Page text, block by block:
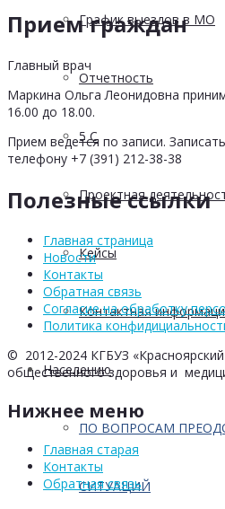
График выездов в МО
Отчетность
5 С
Проектная
Кейсы
Контактная
Населению
ПО ВОПРОСАМ
СИТУАЦИЙ
Прием граждан
Главный врач
Маркина Ольга Леонидовна
16.00 до 18.00.
Прием ведется по записи.
телефону +7 (391) 212-38-38
Полезные ссылки
Главная страница
Новости
Контакты
Обратная связь
Согласие на обработку
Политика
© 2012-2024 КГБУЗ
общественного здоровья и
Нижнее меню
Главная старая
Контакты
Обратная связь